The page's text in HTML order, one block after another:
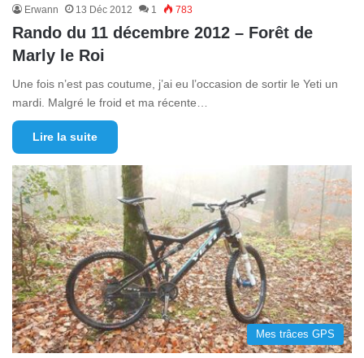
Erwann 13 Déc 2012 1 783
Rando du 11 décembre 2012 – Forêt de
Marly le Roi
Une fois n’est pas coutume, j’ai eu l’occasion de sortir le Yeti un
mardi. Malgré le froid et ma récente…
Lire la suite
Mes trâces GPS